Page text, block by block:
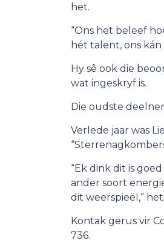
het.
“Ons het beleef
hét talent, ons kán
Hy sê ook die
wat ingeskryf is.
Die oudste
Verlede jaar was
“Ek dink dit is
ander soort
dit weerspieël,”
Kontak gerus vir
736.